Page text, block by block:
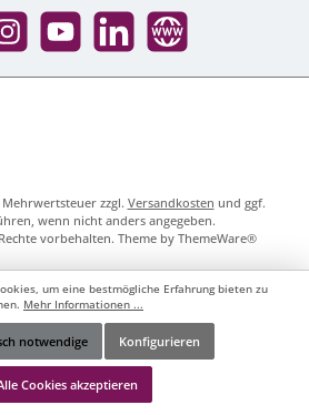
YouTube LinkedIn Website
zzgl. Versandkosten und ggf.
wenn nicht anders angegeben.
vorbehalten. Theme by ThemeWare®
um eine bestmögliche Erfahrung bieten zu
Mehr Informationen ...
notwendige Konfigurieren
Cookies akzeptieren